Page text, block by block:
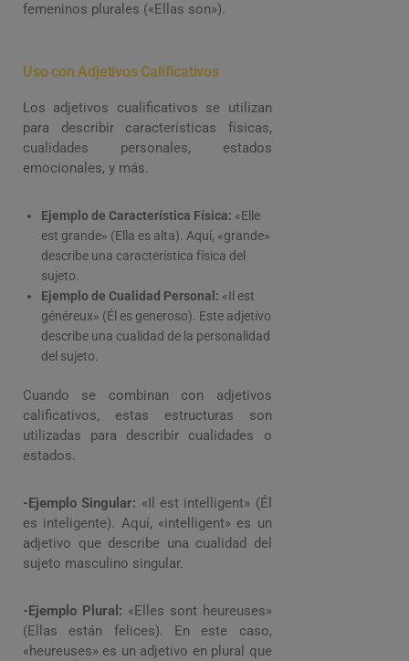
femeninos plurales («Ellas son»).
Uso con Adjetivos Calificativos
Los adjetivos cualificativos se utilizan
para describir características físicas,
cualidades personales, estados
emocionales, y más.
Ejemplo de Característica Física: «Elle
est grande» (Ella es alta). Aquí, «grande»
describe una característica física del
sujeto.
Ejemplo de Cualidad Personal: «Il est
généreux» (Él es generoso). Este adjetivo
describe una cualidad de la personalidad
del sujeto.
Cuando se combinan con adjetivos
calificativos, estas estructuras son
utilizadas para describir cualidades o
estados.
-Ejemplo Singular: «Il est intelligent» (Él
es inteligente). Aquí, «intelligent» es un
adjetivo que describe una cualidad del
sujeto masculino singular.
-Ejemplo Plural: «Elles sont heureuses»
(Ellas están felices). En este caso,
«heureuses» es un adjetivo en plural que